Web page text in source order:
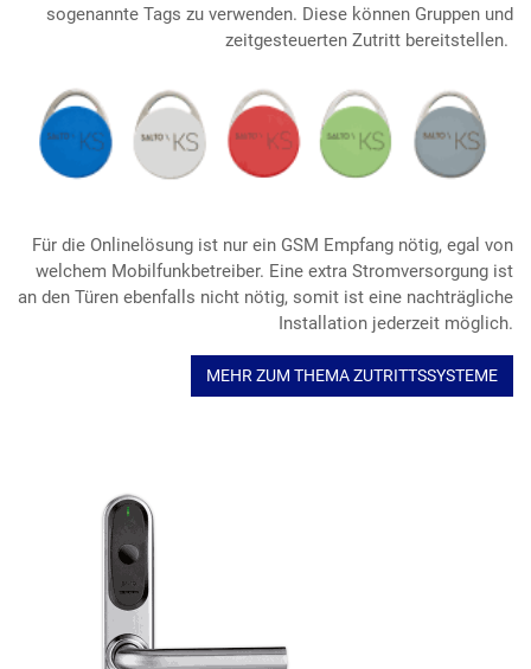
sogenannte Tags zu verwenden. Diese können Gruppen und
zeitgesteuerten Zutritt bereitstellen.
Für die Onlinelösung ist nur ein GSM Empfang nötig, egal von
welchem Mobilfunkbetreiber. Eine extra Stromversorgung ist
an den Türen ebenfalls nicht nötig, somit ist eine nachträgliche
Installation jederzeit möglich.
MEHR ZUM THEMA ZUTRITTSSYSTEME